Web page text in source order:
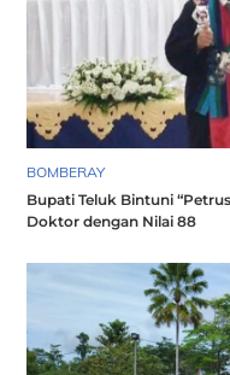
BOMBERAY
Bupati Teluk Bintuni
Doktor dengan Nilai 88